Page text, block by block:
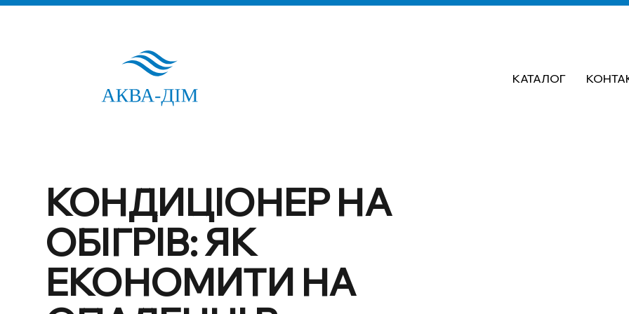
КАТАЛОГ
КОНДИЦІОНЕР НА
ОБІГРІВ: ЯК
ЕКОНОМИТИ НА